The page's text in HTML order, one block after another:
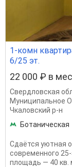
1-комн
6/25 эт.
22 000 ₽ в
Свердловская
Муниципальное
Чкаловский р-н
Ботаническая
Сдаётся уютная
современного
площадь — 40 кв.